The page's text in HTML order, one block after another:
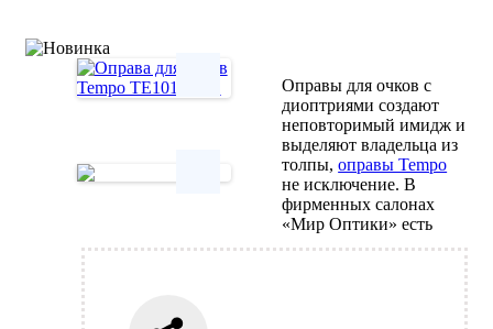
Оправы для очков с
диоптриями создают
неповторимый имидж и
выделяют владельца из
толпы,оправы Tempo
не исключение. В
фирменных салонах
«Мир Оптики» есть